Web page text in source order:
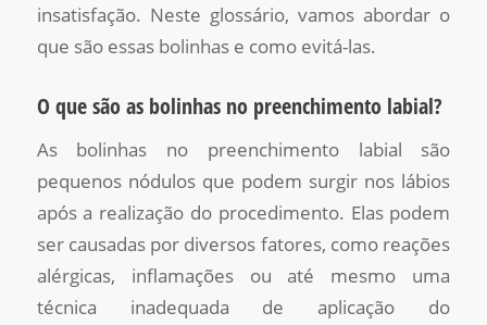
insatisfação. Neste glossário, vamos abordar o
que são essas bolinhas e como evitá-las.
O que são as bolinhas no preenchimento labial?
As bolinhas no preenchimento labial são
pequenos nódulos que podem surgir nos lábios
após a realização do procedimento. Elas podem
ser causadas por diversos fatores, como reações
alérgicas, inflamações ou até mesmo uma
técnica inadequada de aplicação do